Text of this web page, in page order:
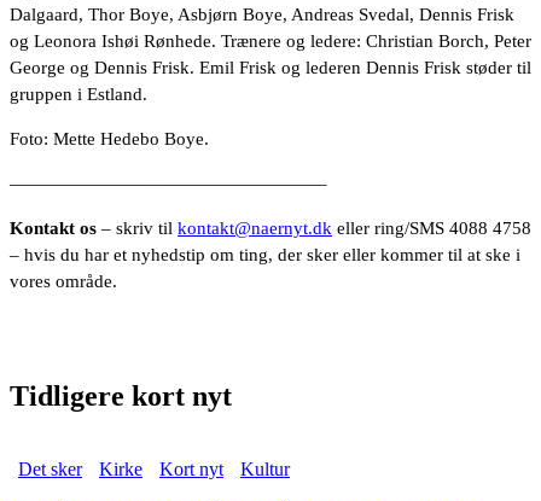
Dalgaard, Thor Boye, Asbjørn Boye, Andreas Svedal, Dennis Frisk
og Leonora Ishøi Rønhede. Trænere og ledere: Christian Borch, Peter
George og Dennis Frisk. Emil Frisk og lederen Dennis Frisk støder til
gruppen i Estland.
Foto: Mette Hedebo Boye.
—————————————————–
Kontakt os – skriv til kontakt@naernyt.dk eller ring/SMS 4088 4758
– hvis du har et nyhedstip om ting, der sker eller kommer til at ske i
vores område.
Tidligere kort nyt
Det sker Kirke Kort nyt Kultur